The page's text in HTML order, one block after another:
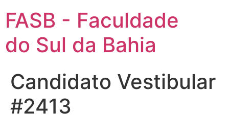
FASB - Faculdade
do Sul da Bahia
Candidato Vestibular
#2413